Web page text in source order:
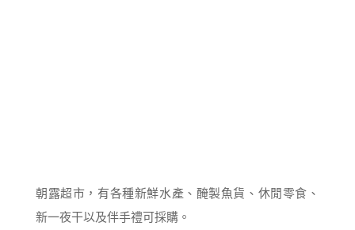
朝露超市，有各種新鮮水產、醃製魚貨、休閒零食、
新一夜干以及伴手禮可採購。